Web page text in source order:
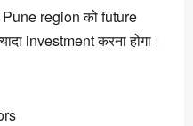
Pune region को future
investment करना होगा।